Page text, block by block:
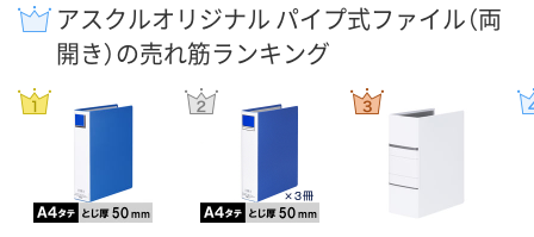
アスクルオリジナル パイプ式ファイル（両
開き）の売れ筋ランキング